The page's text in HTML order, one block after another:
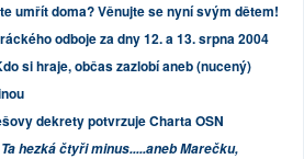
umřít doma? Věnujte se nyní svým dětem!
odboje za dny 12. a 13. srpna 2004
si hraje, občas zazlobí aneb (nucený)
dekrety potvrzuje Charta OSN
Ta hezká čtyři minus.....aneb Marečku,